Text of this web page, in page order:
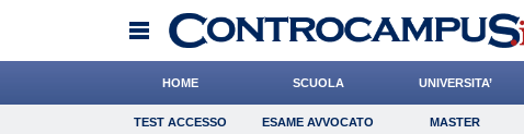
HOME SCUOLA UNIVERSITA’
TEST ACCESSO Esame Avvocato Master
TEST ACCESSO ESAME AVVOCATO MASTER